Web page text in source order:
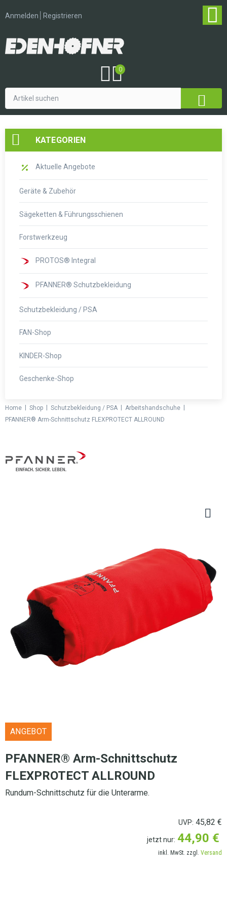
Anmelden Registrieren
0
KATEGORIEN
Aktuelle Angebote
Geräte & Zubehör
Sägeketten & Führungsschienen
Forstwerkzeug
PROTOS® Integral
PFANNER® Schutzbekleidung
Schutzbekleidung / PSA
FAN-Shop
KINDER-Shop
Geschenke-Shop
Home Shop Schutzbekleidung / PSA Arbeitshandschuhe
PFANNER® Arm-Schnittschutz FLEXPROTECT ALLROUND
ANGEBOT
PFANNER® Arm-Schnittschutz
FLEXPROTECT ALLROUND
Rundum-Schnittschutz für die Unterarme.
UVP: 45,82 €
jetzt nur: 44,90 €
inkl. MwSt. zzgl. Versand